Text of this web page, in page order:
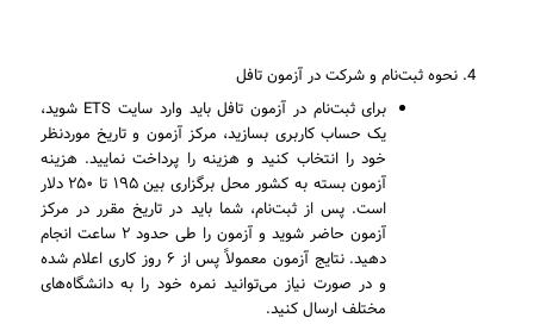
نحوه ثبت‌نام و شرکت در آزمون تافل
برای ثبت‌نام در آزمون تافل باید وارد سایت ETS شوید،
یک حساب کاربری بسازید، مرکز آزمون و تاریخ موردنظر
خود را انتخاب کنید و هزینه را پرداخت نمایید. هزینه
آزمون بسته به کشور محل برگزاری بین ۱۹۵ تا ۲۵۰ دلار
است. پس از ثبت‌نام، شما باید در تاریخ مقرر در مرکز
آزمون حاضر شوید و آزمون را طی حدود ۲ ساعت انجام
دهید. نتایج آزمون معمولاً پس از ۶ روز کاری اعلام شده
و در صورت نیاز می‌توانید نمره خود را به دانشگاه‌های
مختلف ارسال کنید.